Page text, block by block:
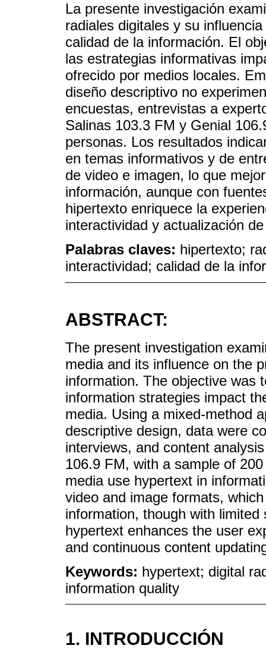
La presente investigación
radiales digitales y su
calidad de la información. El
las estrategias informativas
ofrecido por medios locales.
diseño descriptivo no
encuestas, entrevistas a
Salinas 103.3 FM y Genial
personas. Los resultados
en temas informativos y de
de video e imagen, lo que
información, aunque con
hipertexto enriquece la
interactividad y actualización
Palabras claves: hipertexto;
interactividad; calidad de la
ABSTRACT:
The present investigation
media and its influence on the
information. The objective was
information strategies impact
media. Using a mixed-method
descriptive design, data were
interviews, and content
106.9 FM, with a sample of
media use hypertext in
video and image formats,
information, though with
hypertext enhances the user
and continuous content
Keywords: hypertext; digital
information quality
1. INTRODUCCIÓN